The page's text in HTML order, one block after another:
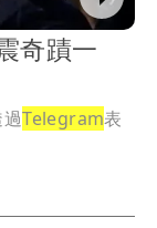
奇蹟一
Telegram表